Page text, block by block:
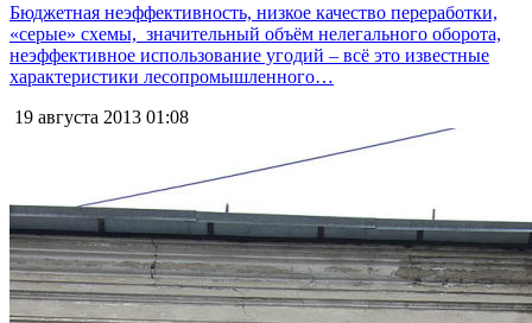
Бюджетная неэффективность, низкое качество переработки,
«серые» схемы, значительный объём нелегального оборота,
неэффективное использование угодий – всё это известные
характеристики лесопромышленного…
19 августа 2013 01:08